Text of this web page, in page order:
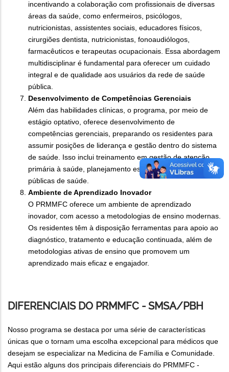
incentivando a colaboração com profissionais de diversas
áreas da saúde, como enfermeiros, psicólogos,
nutricionistas, assistentes sociais, educadores físicos,
cirurgiões dentista, nutricionistas, fonoaudiólogos,
farmacêuticos e terapeutas ocupacionais. Essa abordagem
multidisciplinar é fundamental para oferecer um cuidado
integral e de qualidade aos usuários da rede de saúde
pública.
Desenvolvimento de Competências Gerenciais
Além das habilidades clínicas, o programa, por meio de
estágio optativo, oferece desenvolvimento de
competências gerenciais, preparando os residentes para
assumir posições de liderança e gestão dentro do sistema
de saúde. Isso inclui treinamento em gestão de atenção
primária à saúde, planejamento estratégico e políticas
públicas de saúde.
Ambiente de Aprendizado Inovador
O PRMMFC oferece um ambiente de aprendizado
inovador, com acesso a metodologias de ensino modernas.
Os residentes têm à disposição ferramentas para apoio ao
diagnóstico, tratamento e educação continuada, além de
metodologias ativas de ensino que promovem um
aprendizado mais eficaz e engajador.
DIFERENCIAIS DO PRMMFC - SMSA/PBH
Nosso programa se destaca por uma série de características
únicas que o tornam uma escolha excepcional para médicos que
desejam se especializar na Medicina de Família e Comunidade.
Aqui estão alguns dos principais diferenciais do PRMMFC -